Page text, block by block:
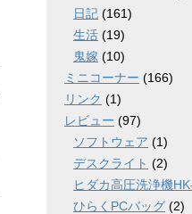
日記 (161)
生活 (19)
鬼嫁 (10)
ミニコーナー (166)
リンク (1)
レビュー (97)
ソフトウェア (1)
デスクライト (2)
ヒダカ高圧洗浄機
ひらくPCバッグ (2)